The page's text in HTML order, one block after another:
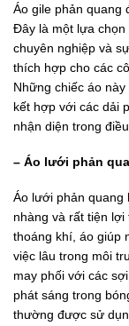
Áo gile phản quang
Đây là một lựa chọn
chuyên nghiệp và
thích hợp cho các
Những chiếc áo
kết hợp với các dải
nhận diện trong
– Áo lưới phản
Áo lưới phản quang
nhàng và rất tiện
thoáng khí, áo giúp
việc lâu trong môi
may phối với các
phát sáng trong
thường được sử